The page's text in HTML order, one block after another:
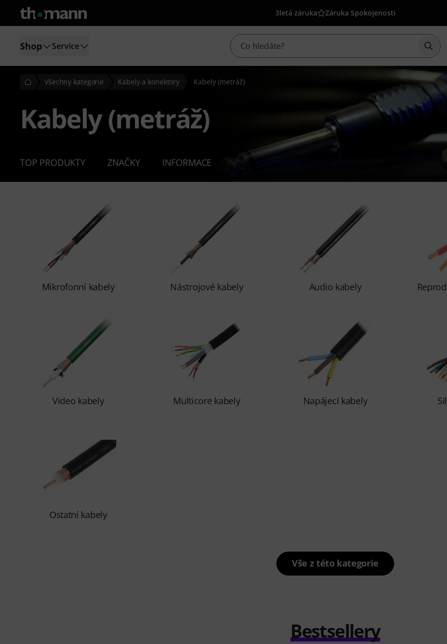
3letá záruka Záruka Spokojenosti
Shop Service
Všechny kategorie Kabely a konektory Kabely (metráž)
Kabely (metráž)
TOP PRODUKTY ZNAČKY INFORMACE
Mikrofonní kabely Nástrojové kabely Audio kabely
Video kabely Multicore kabely Napájecí kabely
Ostatní kabely
Vše z této kategorie
Bestsellery